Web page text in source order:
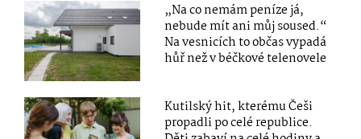
„Na co nemám peníze já,
nebude mít ani můj soused.“
Na vesnicích to občas vypadá
hůř než v béčkové telenovele
Kutilský hit, kterému Češi
propadli po celé republice.